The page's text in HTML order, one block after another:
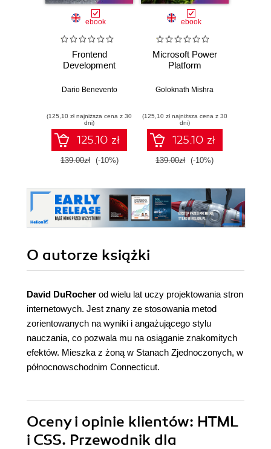
ebook
Frontend
Development
Dario Benevento
(125,10 zł najniższa cena z 30
dni)
125.10 zł
139.00zł (-10%)
ebook
Microsoft Power
Platform
Goloknath Mishra
(125,10 zł najniższa cena z 30
dni)
125.10 zł
139.00zł (-10%)
O autorze książki
David DuRocher od wielu lat uczy projektowania stron
internetowych. Jest znany ze stosowania metod
zorientowanych na wyniki i angażującego stylu
nauczania, co pozwala mu na osiąganie znakomitych
efektów. Mieszka z żoną w Stanach Zjednoczonych, w
północnowschodnim Connecticut.
Oceny i opinie klientów: HTML
i CSS. Przewodnik dla